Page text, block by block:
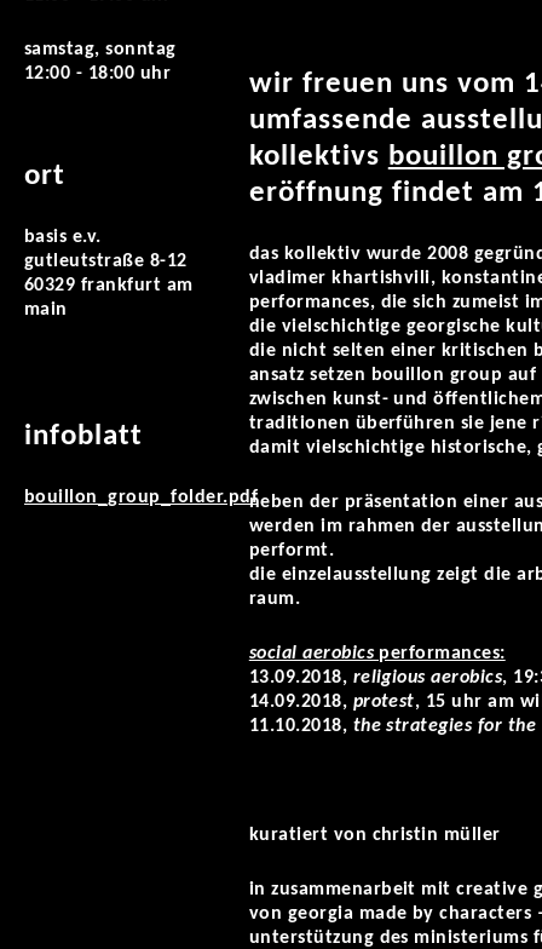
samstag, sonntag
12:00 - 18:00 uhr
ort
basis e.v.
gutleutstraße 8-12
60329 frankfurt am
main
infoblatt
bouillon_group_folder.pdf
wir freuen uns vom
umfassende
kollektivs bouillon
eröffnung findet am
das kollektiv wurde 2008
vladimer khartishvili,
performances, die sich zumeist
die vielschichtige georgische
die nicht selten einer kritischen
ansatz setzen bouillon group
zwischen kunst- und
traditionen überführen sie jene
damit vielschichtige historische,
neben der präsentation einer
werden im rahmen der
performt.
die einzelausstellung zeigt die
raum.
social aerobicsperformances:
13.09.2018, religious aerobics,
14.09.2018, protest, 15 uhr am
11.10.2018, the strategies for
kuratiert von christin müller
in zusammenarbeit mit creative
von georgia made by
unterstützung des ministeriums